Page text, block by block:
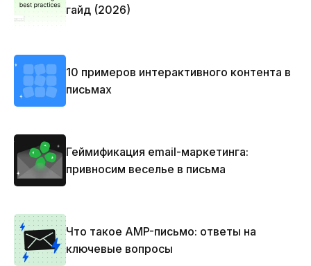
гайд (2026)
10 примеров интерактивного контента в
письмах
Геймификация email-маркетинга:
привносим веселье в письма
Что такое AMP-письмо: ответы на
ключевые вопросы